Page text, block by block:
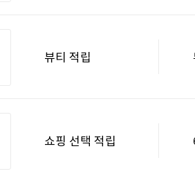
뷰티 적립
쇼핑 선택 적립